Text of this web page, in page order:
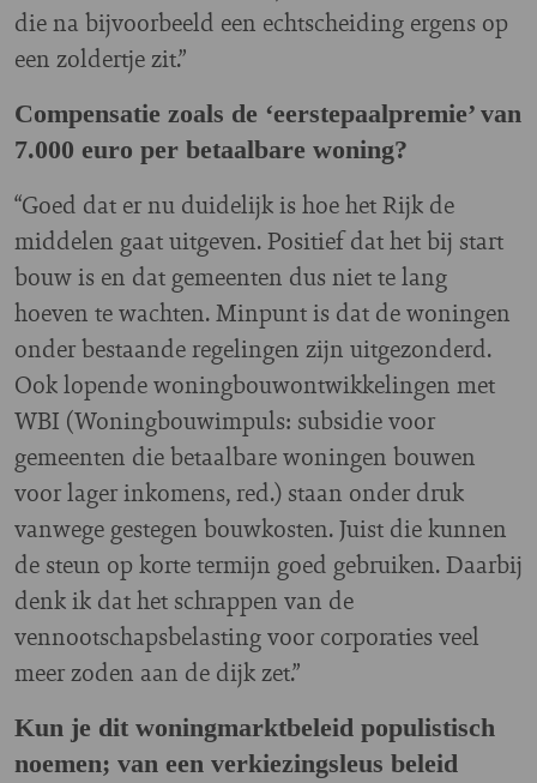
die na bijvoorbeeld een echtscheiding ergens op
een zoldertje zit.”
Compensatie zoals de ‘eerstepaalpremie’ van
7.000 euro per betaalbare woning?
“Goed dat er nu duidelijk is hoe het Rijk de
middelen gaat uitgeven. Positief dat het bij start
bouw is en dat gemeenten dus niet te lang
hoeven te wachten. Minpunt is dat de woningen
onder bestaande regelingen zijn uitgezonderd.
Ook lopende woningbouwontwikkelingen met
WBI (Woningbouwimpuls: subsidie voor
gemeenten die betaalbare woningen bouwen
voor lager inkomens, red.) staan onder druk
vanwege gestegen bouwkosten. Juist die kunnen
de steun op korte termijn goed gebruiken. Daarbij
denk ik dat het schrappen van de
vennootschapsbelasting voor corporaties veel
meer zoden aan de dijk zet.”
Kun je dit woningmarktbeleid populistisch
noemen; van een verkiezingsleus beleid